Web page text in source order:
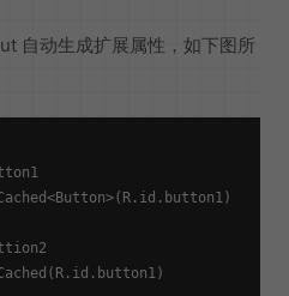
自动生成扩展属性，如下图所